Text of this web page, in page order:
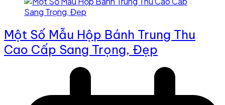
Một Số Mẫu Hộp Bánh Trung Thu
Cao Cấp Sang Trọng, Đẹp